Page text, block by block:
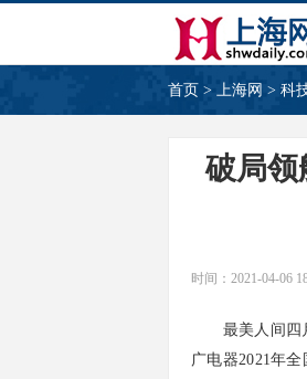
首页 > 上海网 > 科
破局领
时间：2021-04-06
最美人间四月
广电器2021年